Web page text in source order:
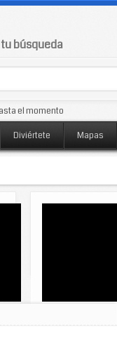
búsqueda
el momento
Diviértete Mapas